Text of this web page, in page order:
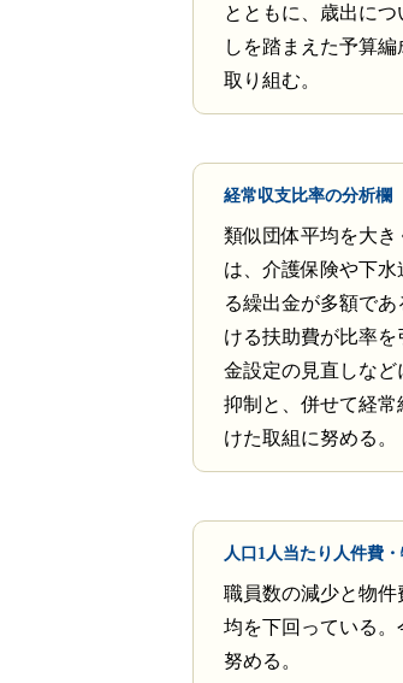
とともに、歳出に
しを踏まえた予算
取り組む。
経常収支比率の分析欄
類似団体平均を大き
は、介護保険や下
る繰出金が多額で
ける扶助費が比率
金設定の見直しな
抑制と、併せて経
けた取組に努める。
人口1人当たり人件費
職員数の減少と物
均を下回っている
努める。